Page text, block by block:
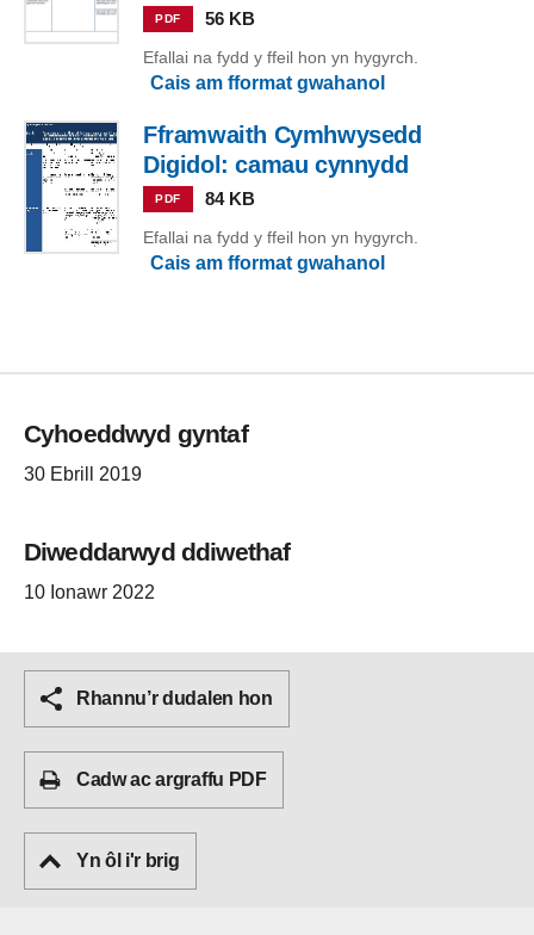
PDF 56 KB
Efallai na fydd y ffeil hon yn hygyrch.
Cais am fformat gwahanol
Fframwaith Cymhwysedd
Digidol: camau cynnydd
PDF 84 KB
Efallai na fydd y ffeil hon yn hygyrch.
Cais am fformat gwahanol
Cyhoeddwyd gyntaf
30 Ebrill 2019
Diweddarwyd ddiwethaf
10 Ionawr 2022
Rhannu’r dudalen hon
Cadw ac argraffu PDF
Yn ôl i'r brig